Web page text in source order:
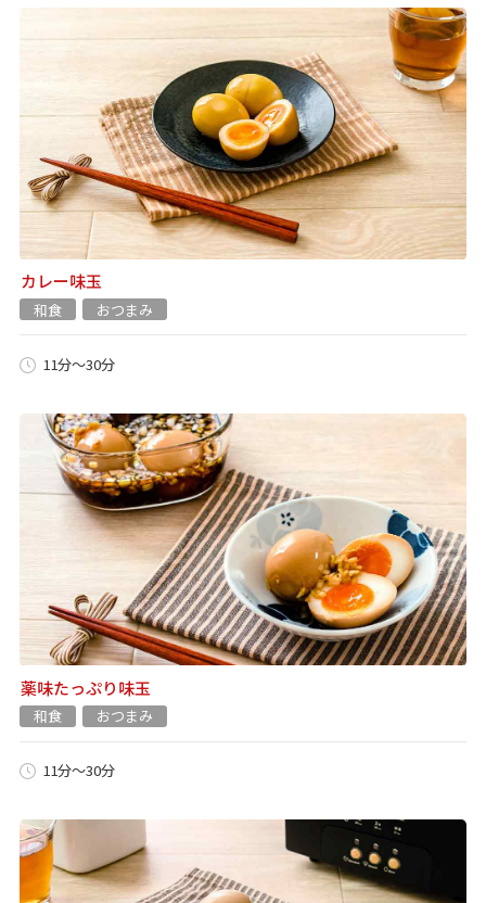
カレー味玉
和食 おつまみ
11分～30分
薬味たっぷり味玉
和食 おつまみ
11分～30分